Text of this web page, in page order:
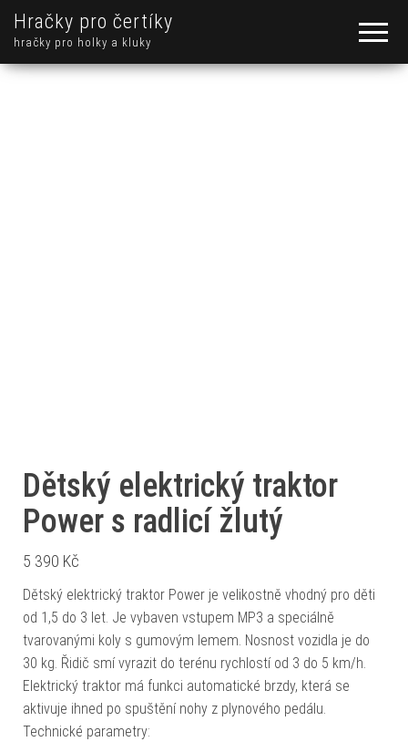
Hračky pro čertíky
hračky pro holky a kluky
Dětský elektrický traktor
Power s radlicí žlutý
5 390 Kč
Dětský elektrický traktor Power je velikostně vhodný pro děti
od 1,5 do 3 let. Je vybaven vstupem MP3 a speciálně
tvarovanými koly s gumovým lemem. Nosnost vozidla je do
30 kg. Řidič smí vyrazit do terénu rychlostí od 3 do 5 km/h.
Elektrický traktor má funkci automatické brzdy, která se
aktivuje ihned po spuštění nohy z plynového pedálu.
Technické parametry: